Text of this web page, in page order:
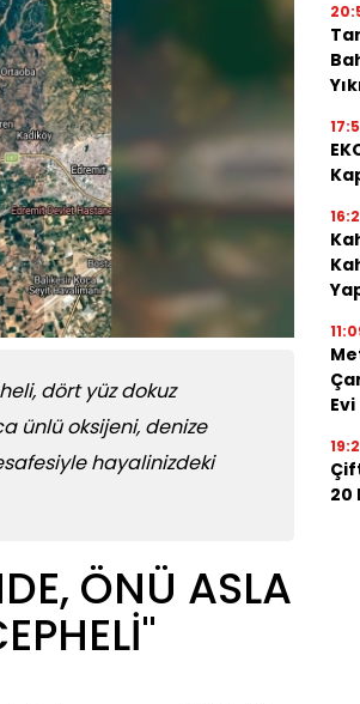
dört yüz dokuz
ünlü oksijeni, denize
hayalinizdeki
ÖNÜ ASLA
Evi
20